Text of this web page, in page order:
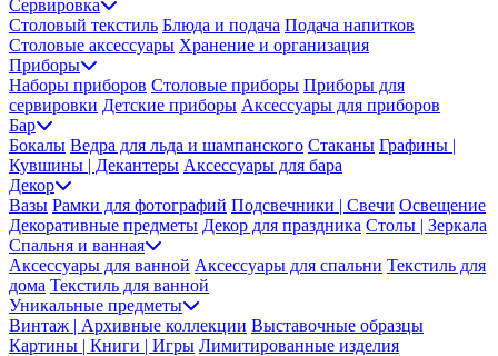
Сервировка
Столовый текстиль Блюда и подача Подача напитков
Столовые аксессуары Хранение и организация
Приборы
Наборы приборов Столовые приборы Приборы для
сервировки Детские приборы Аксессуары для приборов
Бар
Бокалы Ведра для льда и шампанского Стаканы Графины |
Кувшины | Декантеры Аксессуары для бара
Декор
Вазы Рамки для фотографий Подсвечники | Свечи Освещение
Декоративные предметы Декор для праздника Столы | Зеркала
Спальня и ванная
Аксессуары для ванной Аксессуары для спальни Текстиль для
дома Текстиль для ванной
Уникальные предметы
Винтаж | Архивные коллекции Выставочные образцы
Картины | Книги | Игры Лимитированные изделия